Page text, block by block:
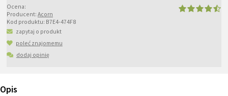
Ocena:
Producent: Acorn
Kod produktu: B7E4-474F8
zapytaj o produkt
poleć znajomemu
dodaj opinię
Opis